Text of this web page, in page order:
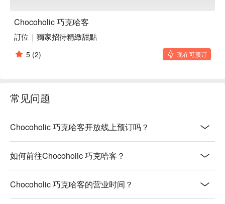
【夏日冰果巧克力鍋】冰涼果香與濃郁巧克力融合
🍽️ 口碑必點
【經典巧克力鍋】濃厚巧克力包裹每一口
【經典布朗尼】濃密巧克力香與濕潤口感交織
【單品巧克力飲】濃郁可可香，絲滑口感
💡 未成年請勿飲酒；禁止酒駕
Chocoholic 巧克哈客
訂位｜獨家招待精緻甜點
5 (2) 现在可预订
常见问题
Chocoholic 巧克哈客开放线上预订吗？
如何前往Chocoholic 巧克哈客？
Chocoholic 巧克哈客的营业时间？